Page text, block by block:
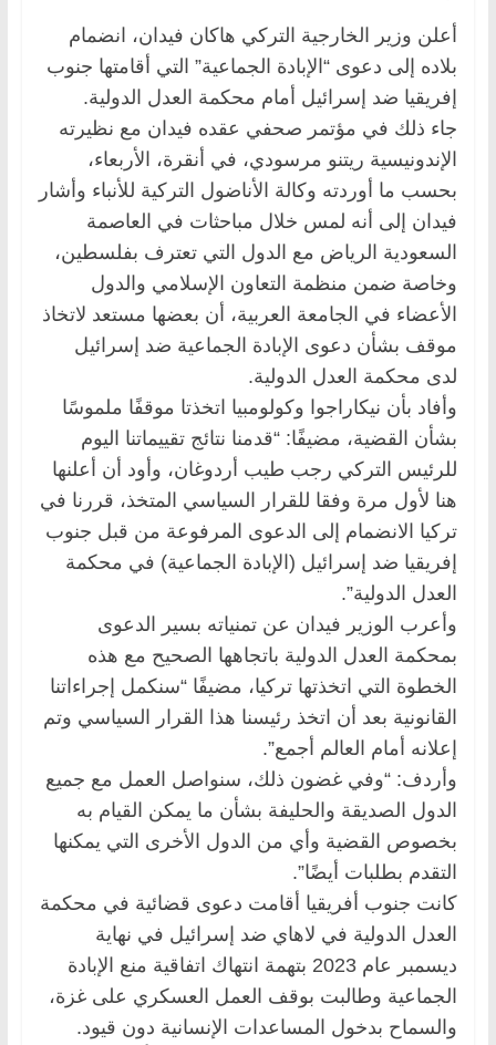
أعلن وزير الخارجية التركي هاكان فيدان، انضمام
بلاده إلى دعوى “الإبادة الجماعية” التي أقامتها جنوب
إفريقيا ضد إسرائيل أمام محكمة العدل الدولية.
جاء ذلك في مؤتمر صحفي عقده فيدان مع نظيرته
الإندونيسية ريتنو مرسودي، في أنقرة، الأربعاء،
بحسب ما أوردته وكالة الأناضول التركية للأنباء وأشار
فيدان إلى أنه لمس خلال مباحثات في العاصمة
السعودية الرياض مع الدول التي تعترف بفلسطين،
وخاصة ضمن منظمة التعاون الإسلامي والدول
الأعضاء في الجامعة العربية، أن بعضها مستعد لاتخاذ
موقف بشأن دعوى الإبادة الجماعية ضد إسرائيل
لدى محكمة العدل الدولية.
وأفاد بأن نيكاراجوا وكولومبيا اتخذتا موقفًا ملموسًا
بشأن القضية، مضيفًا: “قدمنا نتائج تقييماتنا اليوم
للرئيس التركي رجب طيب أردوغان، وأود أن أعلنها
هنا لأول مرة وفقا للقرار السياسي المتخذ، قررنا في
تركيا الانضمام إلى الدعوى المرفوعة من قبل جنوب
إفريقيا ضد إسرائيل (الإبادة الجماعية) في محكمة
العدل الدولية”.
وأعرب الوزير فيدان عن تمنياته بسير الدعوى
بمحكمة العدل الدولية باتجاهها الصحيح مع هذه
الخطوة التي اتخذتها تركيا، مضيفًا “سنكمل إجراءاتنا
القانونية بعد أن اتخذ رئيسنا هذا القرار السياسي وتم
إعلانه أمام العالم أجمع”.
وأردف: “وفي غضون ذلك، سنواصل العمل مع جميع
الدول الصديقة والحليفة بشأن ما يمكن القيام به
بخصوص القضية وأي من الدول الأخرى التي يمكنها
التقدم بطلبات أيضًا”.
كانت جنوب أفريقيا أقامت دعوى قضائية في محكمة
العدل الدولية في لاهاي ضد إسرائيل في نهاية
ديسمبر عام 2023 بتهمة انتهاك اتفاقية منع الإبادة
الجماعية وطالبت بوقف العمل العسكري على غزة،
والسماح بدخول المساعدات الإنسانية دون قيود.